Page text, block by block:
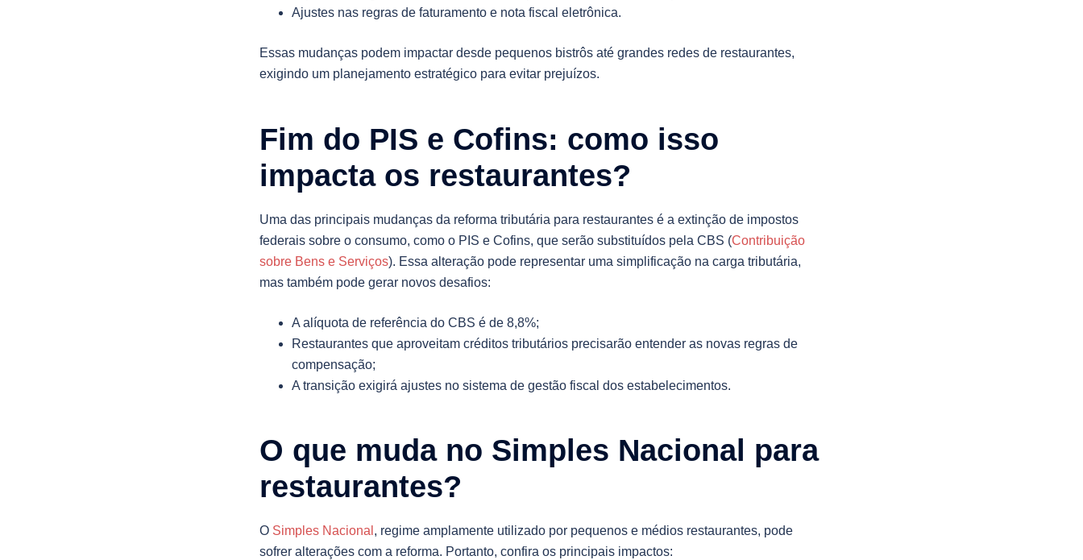
Ajustes nas regras de faturamento e nota fiscal eletrônica.
Essas mudanças podem impactar desde pequenos bistrôs até grandes redes de restaurantes,
exigindo um planejamento estratégico para evitar prejuízos.
Fim do PIS e Cofins: como isso
impacta os restaurantes?
Uma das principais mudanças da reforma tributária para restaurantes é a extinção de impostos
federais sobre o consumo, como o PIS e Cofins, que serão substituídos pela CBS (Contribuição
sobre Bens e Serviços). Essa alteração pode representar uma simplificação na carga tributária,
mas também pode gerar novos desafios:
A alíquota de referência do CBS é de 8,8%;
Restaurantes que aproveitam créditos tributários precisarão entender as novas regras de
compensação;
A transição exigirá ajustes no sistema de gestão fiscal dos estabelecimentos.
O que muda no Simples Nacional para
restaurantes?
O Simples Nacional , regime amplamente utilizado por pequenos e médios restaurantes, pode
sofrer alterações com a reforma. Portanto, confira os principais impactos: